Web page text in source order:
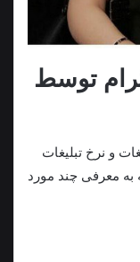
توسط
و نرخ تبلیغات
به معرفی چند مورد